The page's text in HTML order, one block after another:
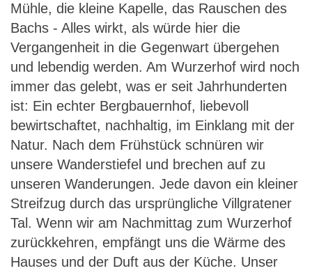
Mühle, die kleine Kapelle, das Rauschen des
Bachs - Alles wirkt, als würde hier die
Vergangenheit in die Gegenwart übergehen
und lebendig werden. Am Wurzerhof wird noch
immer das gelebt, was er seit Jahrhunderten
ist: Ein echter Bergbauernhof, liebevoll
bewirtschaftet, nachhaltig, im Einklang mit der
Natur. Nach dem Frühstück schnüren wir
unsere Wanderstiefel und brechen auf zu
unseren Wanderungen. Jede davon ein kleiner
Streifzug durch das ursprüngliche Villgratener
Tal. Wenn wir am Nachmittag zum Wurzerhof
zurückkehren, empfängt uns die Wärme des
Hauses und der Duft aus der Küche. Unser